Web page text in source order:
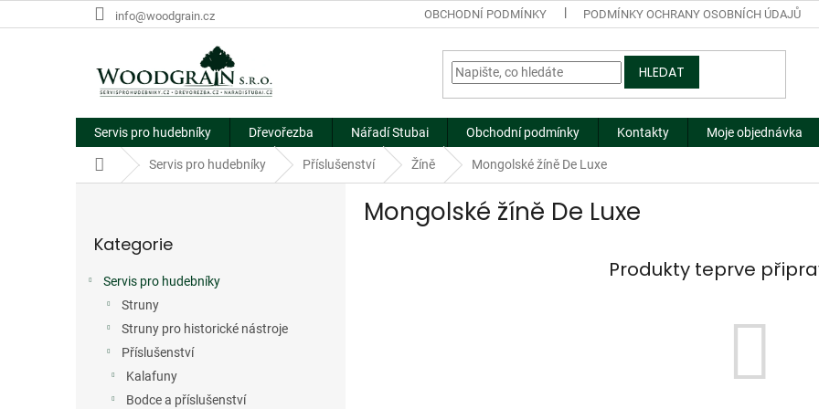
na
info@woodgrain.cz OBCHODNÍ PODMÍNKY PODMÍNKY OCHRANY OSOBNÍCH ÚDAJŮ
HLEDAT
Servis pro hudebníky Dřevořezba Nářadí Stubai Obchodní podmínky Kontakty Moje objednávka
Domů Servis pro hudebníky Příslušenství Žíně Mongolské žíně De Luxe
kategorie
Kategorie
Servis pro hudebníky
Struny
Struny pro historické nástroje
Příslušenství
Kalafuny
Bodce a příslušenství
Mongolské žíně De Luxe
Produkty teprve